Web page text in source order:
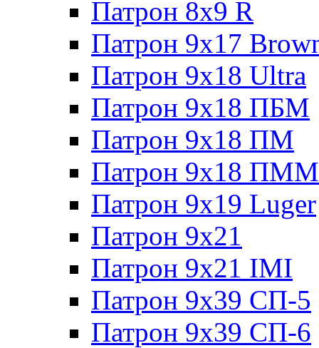
Патрон 8x9 R
Патрон 9x17
Патрон 9x18 Ultra
Патрон 9x18 ПБМ
Патрон 9x18 ПМ
Патрон 9x18 ПММ
Патрон 9x19 Luger
Патрон 9x21
Патрон 9x21 IMI
Патрон 9x39 СП-5
Патрон 9x39 СП-6